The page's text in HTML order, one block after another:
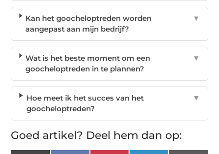
Kan het goocheloptreden worden
aangepast aan mijn bedrijf?
▼
Wat is het beste moment om een
goocheloptreden in te plannen?
▼
Hoe meet ik het succes van het
goocheloptreden?
▼
Goed artikel? Deel hem dan op: